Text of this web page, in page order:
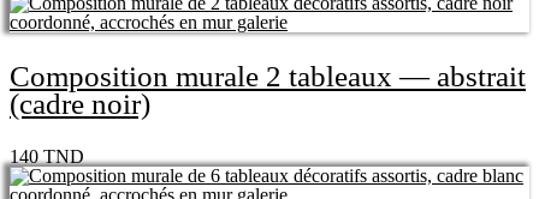
Composition murale 2 tableaux — abstrait
(cadre noir)
140TND